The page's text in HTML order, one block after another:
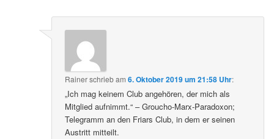
Rainerschriebam6. Oktober 2019 um 21:58 Uhr:
„Ich mag keinem Club angehören, der mich als
Mitglied aufnimmt.“ – Groucho-Marx-Paradoxon;
Telegramm an den Friars Club, in dem er seinen
Austritt mitteilt.